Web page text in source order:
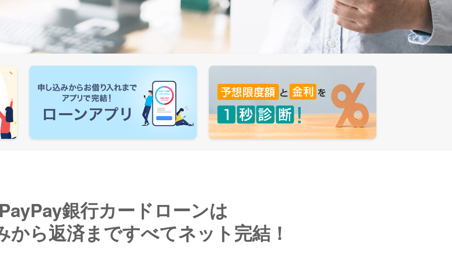
銀行カードローンは
から返済まですべてネット完結！